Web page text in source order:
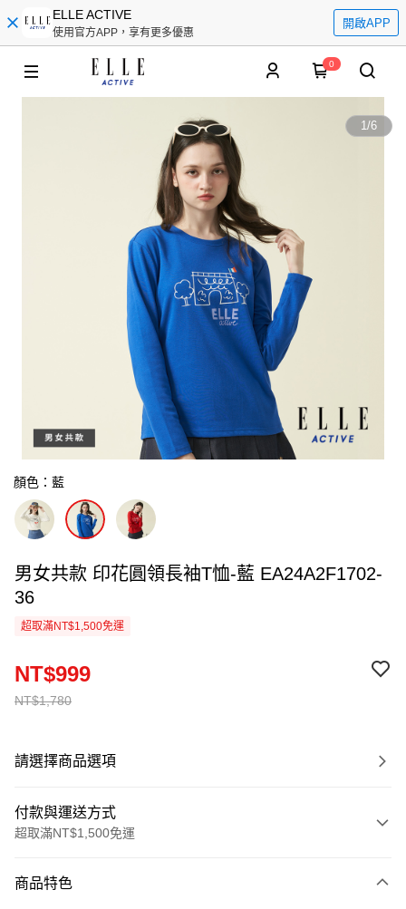
ELLE ACTIVE
使用官方APP，享有更多優惠
開啟APP
0
1/6
顏色：藍
男女共款 印花圓領長袖T恤-藍 EA24A2F1702-
36
超取滿NT$1,500免運
NT$1,780
NT$999
請選擇商品選項
付款與運送方式
超取滿NT$1,500免運
信用卡一次付款
商品特色